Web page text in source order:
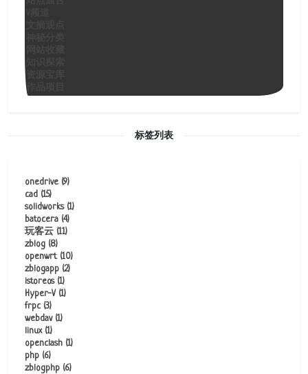
作品项目
标签列表
onedrive(9)
cad (15)
solidworks(1)
batocera (4)
玩客云 (11)
zblog (8)
openwrt(10)
zblogapp (2)
istoreos(1)
Hyper-V (1)
frpc(3)
webdav(1)
linux(1)
openclash (1)
php (6)
zblogphp (6)